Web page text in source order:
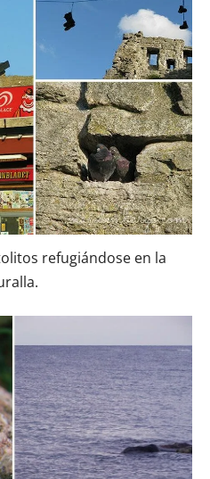
refugiándose en la